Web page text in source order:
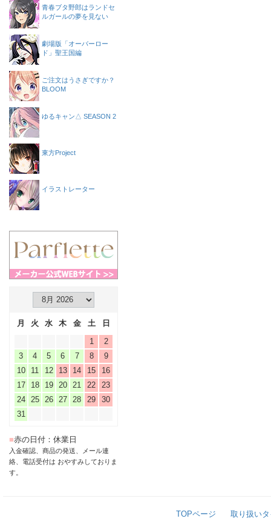
青春ブタ野郎はランドセ
ルガールの夢を見ない
劇場版「オーバーロー
ド」聖王国編
ご注文はうさぎですか？
BLOOM
ゆるキャン△ SEASON 2
東方Project
イラストレーター
月 火 水 木 金 土
日
1
2
3
4 5 6 7 8
9
10
11 12 13 14 15
16
17
18 19 20 21 22
23
24
25 26 27 28 29
30
31
■赤の日付：休業日
入金確認、商品の発送、メール連
絡、電話受付は おやすみしておりま
す。
TOPページ 取り扱い